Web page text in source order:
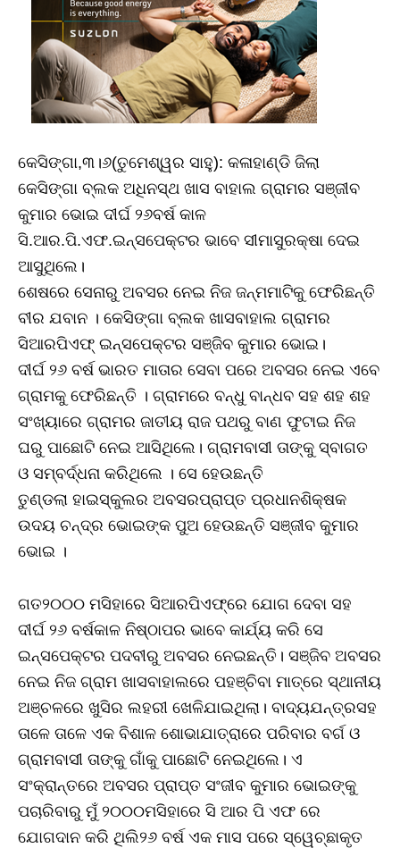
କେସିଙ୍ଗା,୩।୬(ତୁମେଶ୍ୱର ସାହୁ): କଳାହାଣ୍ଡି ଜିଲା
କେସିଙ୍ଗା ବ୍ଲକ ଅଧିନସ୍ଥ ଖାସ ବାହାଲ ଗ୍ରାମର ସଞ୍ଜୀବ
କୁମାର ଭୋଇ ଦୀର୍ଘ ୨୬ବର୍ଷ କାଳ
ସି.ଆର.ପି.ଏଫ.ଇନ୍ସପେକ୍ଟର ଭାବେ ସୀମାସୁରକ୍ଷା ଦେଇ
ଆସୁଥିଲେ।
ଶେଷରେ ସେନାରୁ ଅବସର ନେଇ ନିଜ ଜନ୍ମମାଟିକୁ ଫେରିଛନ୍ତି
ବୀର ଯବାନ । କେସିଙ୍ଗା ବ୍ଲକ ଖାସବାହାଲ ଗ୍ରାମର
ସିଆରପିଏଫ୍ ଇନ୍ସପେକ୍ଟର ସଞ୍ଜିବ କୁମାର ଭୋଇ।
ଦୀର୍ଘ ୨୬ ବର୍ଷ ଭାରତ ମାତାର ସେବା ପରେ ଅବସର ନେଇ ଏବେ
ଗ୍ରାମକୁ ଫେରିଛନ୍ତି । ଗ୍ରାମରେ ବନ୍ଧୁ ବାନ୍ଧବ ସହ ଶହ ଶହ
ସଂଖ୍ୟାରେ ଗ୍ରାମର ଜାତୀୟ ରାଜ ପଥରୁ ବାଣ ଫୁଟାଇ ନିଜ
ଘରୁ ପାଛୋଟି ନେଇ ଆସିଥିଲେ। ଗ୍ରାମବାସୀ ତାଙ୍କୁ ସ୍ବାଗତ
ଓ ସମ୍ବର୍ଦ୍ଧନା କରିଥିଲେ । ସେ ହେଉଛନ୍ତି
​ତୁଣ୍ଡଲା ହାଇସ୍କୁଲର ଅବସରପ୍ରାପ୍ତ ପ୍ରଧାନଶିକ୍ଷକ
ଉଦୟ ଚନ୍ଦ୍ର ଭୋଇଙ୍କ ପୁଅ ହେଉଛନ୍ତି ସଞ୍ଜୀବ କୁମାର
ଭୋଇ ।
ଗତ୨୦୦୦ ମସିହାରେ ସିଆରପିଏଫ୍‌ରେ ଯୋଗ ଦେବା ସହ
ଦୀର୍ଘ ୨୬ ବର୍ଷକାଳ ନିଷ୍ଠାପର ଭାବେ କାର୍ଯ୍ୟ କରି ସେ
ଇନ୍ସପେକ୍ଟର ପଦବୀରୁ ଅବସର ନେଇଛନ୍ତି। ସଞ୍ଜିବ ଅବସର
ନେଇ ନିଜ ଗ୍ରାମ ଖାସବାହାଲରେ ପହଞ୍ଚିବା ମାତ୍ରେ ସ୍ଥାନୀୟ
ଅଞ୍ଚଳରେ ଖୁସିର ଲହରୀ ଖେଳିଯାଇଥିଲା। ବାଦ୍ୟଯନ୍ତ୍ରସହ
ତାଳେ ତାଳେ ଏକ ବିଶାଳ ଶୋଭାଯାତ୍ରାରେ ପରିବାର ବର୍ଗ ଓ
ଗ୍ରାମବାସୀ ତାଙ୍କୁ ଗାଁକୁ ପାଛୋଟି ନେଇଥିଲେ। ଏ
ସଂକ୍ରାନ୍ତରେ ଅବସର ପ୍ରାପ୍ତ ସଂଜୀବ କୁମାର ଭୋଇଙ୍କୁ
ପଚାରିବାରୁ ମୁଁ ୨୦୦୦ମସିହାରେ ସି ଆର ପି ଏଫ ରେ
ଯୋଗଦାନ କରି ଥିଲି୨୬ ବର୍ଷ ଏକ ମାସ ପରେ ସ୍ୱେଚ୍ଛାକୃତ